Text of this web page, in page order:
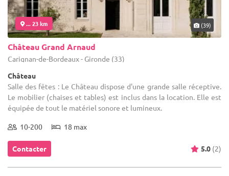
... 23 km (39)
Château Grand Arnaud
Carignan-de-Bordeaux - Gironde (33)
Château
Salle des fêtes : Le Château dispose d'une grande salle réceptive.
Le mobilier (chaises et tables) est inclus dans la location. Elle est
équipée de tout le matériel sonore et lumineux.
10-200 18 max
Contacter 5.0 (2)